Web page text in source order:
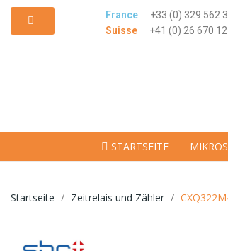
France
+33 (0) 329 562
Suisse
+41 (0) 26 670
STARTSEITE
Startseite Zeitrelais und Zähler